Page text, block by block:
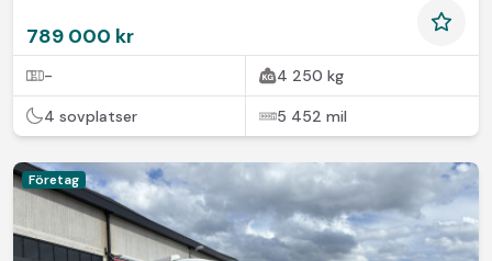
789 000 kr
- 4 250 kg
4 sovplatser 5 452 mil
Företag